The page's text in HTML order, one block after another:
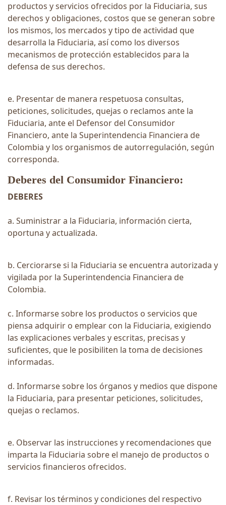
productos y servicios ofrecidos por la Fiduciaria, sus
derechos y obligaciones, costos que se generan sobre
los mismos, los mercados y tipo de actividad que
desarrolla la Fiduciaria, así como los diversos
mecanismos de protección establecidos para la
defensa de sus derechos.
e. Presentar de manera respetuosa consultas,
peticiones, solicitudes, quejas o reclamos ante la
Fiduciaria, ante el Defensor del Consumidor
Financiero, ante la Superintendencia Financiera de
Colombia y los organismos de autorregulación, según
corresponda.
Deberes del Consumidor Financiero:
DEBERES
a. Suministrar a la Fiduciaria, información cierta,
oportuna y actualizada.
b. Cerciorarse si la Fiduciaria se encuentra autorizada y
vigilada por la Superintendencia Financiera de
Colombia.
c. Informarse sobre los productos o servicios que
piensa adquirir o emplear con la Fiduciaria, exigiendo
las explicaciones verbales y escritas, precisas y
suficientes, que le posibiliten la toma de decisiones
informadas.
d. Informarse sobre los órganos y medios que dispone
la Fiduciaria, para presentar peticiones, solicitudes,
quejas o reclamos.
e. Observar las instrucciones y recomendaciones que
imparta la Fiduciaria sobre el manejo de productos o
servicios financieros ofrecidos.
f. Revisar los términos y condiciones del respectivo